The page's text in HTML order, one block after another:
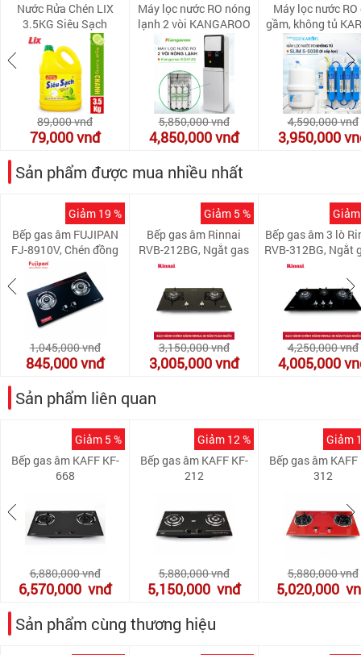
Nước Rửa Chén LIX
3.5KG Siêu Sạch
Hương Chanh - NS351
89,000vnđ
79,000vnđ
Máy lọc nước RO nóng
lạnh 2 vòi KANGAROO
KG61A3 (5 cấp lọc -
Làm lạnh nhanh bằng
Block)
5,850,000vnđ
4,850,000vnđ
Máy lọc nước RO
gầm, không tủ
SLIM S-S038 (8
lọc)
4,590,000vnđ
3,950,000
Sản phẩm được mua nhiều nhất
Giảm 19 %
Bếp gas âm FUJIPAN
FJ-8910V, Chén đồng
nguyên khối
1,045,000vnđ
845,000vnđ
Giảm 5 %
Bếp gas âm Rinnai
RVB-212BG, Ngắt gas
tự động
3,150,000vnđ
3,005,000vnđ
Bếp gas âm 3 lò
RVB-312BG, Ngắt
4,250,000vnđ
4,005,000
Sản phẩm liên quan
Giảm 5 %
Bếp gas âm KAFF KF-
668
6,880,000vnđ
6,570,000 vnđ
Giảm 12 %
Bếp gas âm KAFF KF-
212
5,880,000vnđ
5,150,000 vnđ
Giảm
Bếp gas âm KAFF
312
5,880,000vnđ
5,020,000
Sản phẩm cùng thương hiệu